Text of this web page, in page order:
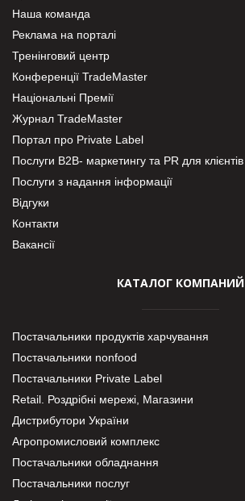
Наша команда
Реклама на порталі
Тренінговий центр
Конференції TradeMaster
Національні Премії
Журнал TradeMaster
Портал про Private Label
Послуги В2В- маркетингу та PR для клієнтів
Послуги з надання інформації
Відгуки
Контакти
Вакансії
КАТАЛОГ КОМПАНИЙ
Постачальники продуктів харчування
Постачальники nonfood
Постачальники Private Label
Retail. Роздрібні мережі, Магазини
Дистрибутори України
Агропромисловий комплекс
Постачальники обладнання
Постачальники послуг